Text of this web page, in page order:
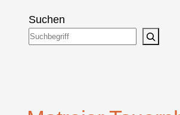
Suchen